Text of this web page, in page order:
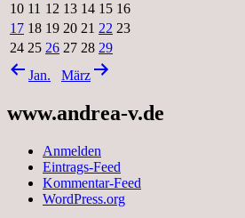
10 11 12 13 14 15 16
17 18 19 20 21 22 23
24 25 26 27 28 29
Jan.
März
www.andrea-v.de
Anmelden
Eintrags-Feed
Kommentar-Feed
WordPress.org